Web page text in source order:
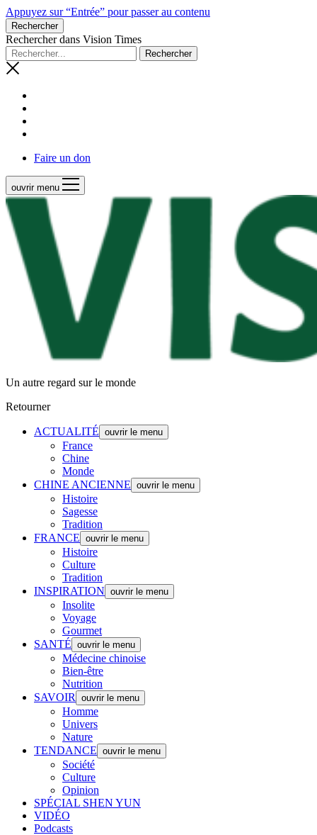
Appuyez sur “Entrée” pour passer au contenu
Rechercher
Rechercher dans Vision Times
Faire un don
ouvrir menu
Un autre regard sur le monde
Retourner
ACTUALITÉ ouvrir le menu
France
Chine
Monde
CHINE ANCIENNE ouvrir le menu
Histoire
Sagesse
Tradition
FRANCE ouvrir le menu
Histoire
Culture
Tradition
INSPIRATION ouvrir le menu
Insolite
Voyage
Gourmet
SANTÉ ouvrir le menu
Médecine chinoise
Bien-être
Nutrition
SAVOIR
ouvrir le menu
Homme
Univers
Nature
TENDANCE ouvrir le menu
Société
Culture
Opinion
SPÉCIAL SHEN YUN
VIDÉO
Podcasts